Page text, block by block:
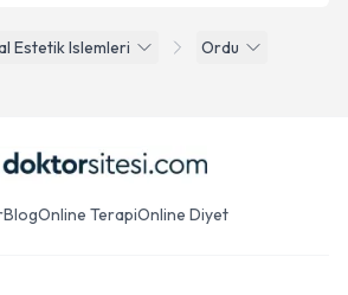
Estetik Islemleri
Ordu
BlogOnline TerapiOnline Diyet